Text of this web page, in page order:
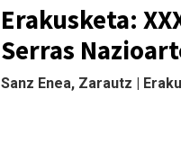
Erakusketa:
Serras
Sanz Enea, Zarautz |